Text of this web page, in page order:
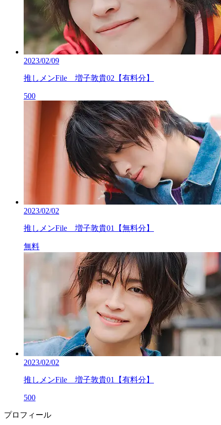
2023/02/09
推しメンFile 増子敦貴02【有料分】
500
2023/02/02
推しメンFile 増子敦貴01【無料分】
無料
2023/02/02
推しメンFile 増子敦貴01【有料分】
500
プロフィール